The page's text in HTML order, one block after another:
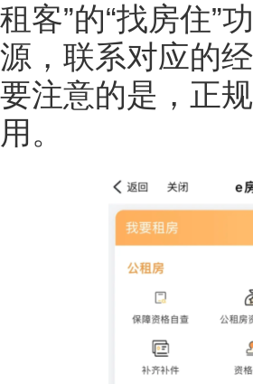
租客”的“找房住”
源，联系对应的
要注意的是，正
用。